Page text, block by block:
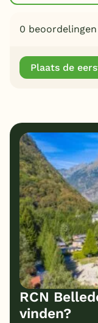
0 beoordelingen
Plaats de
RCN
vinden?